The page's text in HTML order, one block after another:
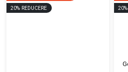
20% REDUCERE
20%